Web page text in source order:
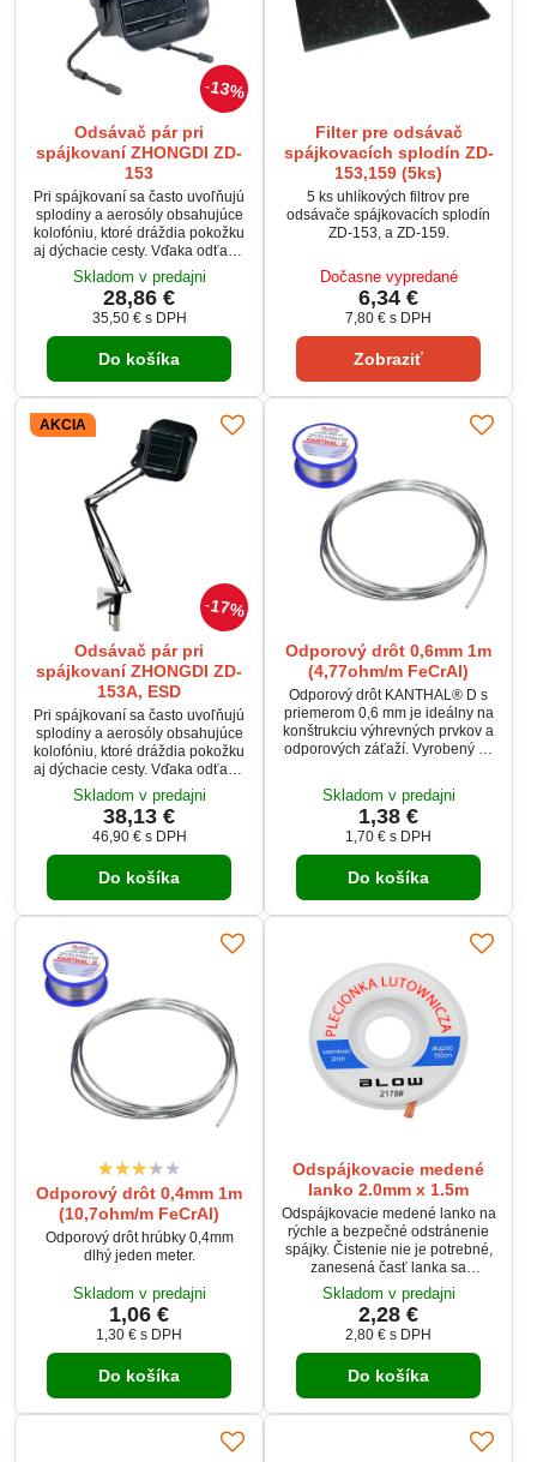
13%
Odsávač pár pri
spájkovaní ZHONGDI ZD-
153
Pri spájkovaní sa často uvoľňujú
splodiny a aerosóly obsahujúce
kolofóniu, ktoré dráždia pokožku
aj dýchacie cesty. Vďaka odťahu
spájkovacích splodín s filtrom z
aktívneho uhlia sú škodliviny
odsaté priamo pri zdroji a potom
odfiltrované. Zamedzíte tým
priamemu kontaktu s pokožkou aj
dýchacím ústrojenstvom a tiež
rozšírenie týchto výparov po
miestnosti.
Skladom v predajni
28,86 €
35,50 € s DPH
Do košíka
Filter pre odsávač
spájkovacích splodín ZD-
153,159 (5ks)
5 ks uhlíkových filtrov pre
odsávače spájkovacích splodín
ZD-153, a ZD-159.
Dočasne vypredané
6,34 €
7,80 € s DPH
Zobraziť
17%
AKCIA
Odsávač pár pri
spájkovaní ZHONGDI ZD-
153A, ESD
Pri spájkovaní sa často uvoľňujú
splodiny a aerosóly obsahujúce
kolofóniu, ktoré dráždia pokožku
aj dýchacie cesty. Vďaka odťahu
spájkovacích splodín s filtrom z
aktívneho uhlia sú škodliviny
odsaté priamo pri zdroji a potom
odfiltrované.
Skladom v predajni
38,13 €
46,90 € s DPH
Do košíka
Odporový drôt 0,6mm 1m
(4,77ohm/m FeCrAl)
Odporový drôt KANTHAL® D s
priemerom 0,6 mm je ideálny na
konštrukciu výhrevných prvkov a
odporových záťaží. Vyrobený zo
teplotách až do 1300 °C. S
odporom 4,77 ohm/m a dĺžkou 1
meter je vhodný na presné
aplikácie. Použiteľný v priemysle,
dielni aj v domácich projektoch.
Skladom v predajni
1,38 €
1,70 € s DPH
Do košíka
Odporový drôt 0,4mm 1m
(10,7ohm/m FeCrAl)
Odporový drôt hrúbky 0,4mm
dlhý jeden meter.
Skladom v predajni
1,06 €
1,30 € s DPH
Do košíka
Odspájkovacie medené
lanko 2.0mm x 1.5m
Odspájkovacie medené lanko na
rýchle a bezpečné odstránenie
spájky. Čistenie nie je potrebné,
zanesená časť lanka sa
jednoducho odstrihne.
Odspájkovacie lanko rýchlo
absorbuje spájku a redukuje čas
potrebný na odspájkovacie,
vďaka čomu sa súčiastka
neprehrieva.
Skladom v predajni
2,28 €
2,80 € s DPH
Do košíka